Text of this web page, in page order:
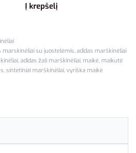
Į krepšelį
marskinėliai su juostelėmis, adidas marškinėliai
, adidas žali marškinėliai, maikė, maikutė
, sintetiniai marškinėliai, vyriška maikė